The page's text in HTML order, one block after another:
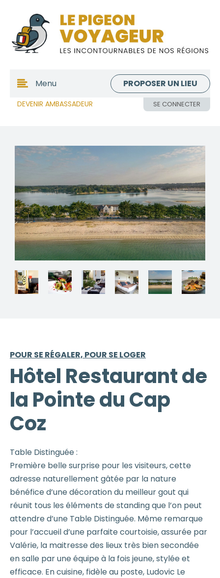
DEVENIR AMBASSADEUR SE CONNECTER
Menu PROPOSER UN LIEU
POUR SE RÉGALER, POUR SE LOGER
Hôtel Restaurant de
la Pointe du Cap
Coz
Table Distinguée :
Première belle surprise pour les visiteurs, cette
adresse naturellement gâtée par la nature
bénéfice d’une décoration du meilleur gout qui
réunit tous les éléments de standing que l’on peut
attendre d’une Table Distinguée. Même remarque
pour l’accueil d’une parfaite courtoisie, assurée par
Valérie, la maitresse des lieux très bien secondée
en salle par une équipe à la fois jeune, stylée et
efficace. En cuisine, fidèle au poste, Ludovic Le